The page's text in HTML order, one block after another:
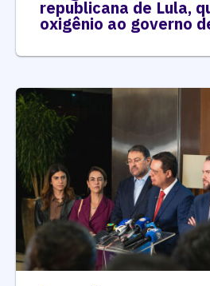
republicana de Lula,
oxigênio ao governo